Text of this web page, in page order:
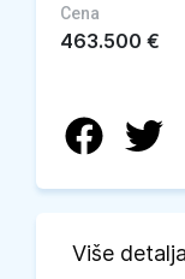
Cena
463.500 €
Više detalja